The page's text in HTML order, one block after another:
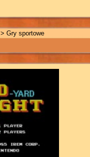
> Gry sportowe